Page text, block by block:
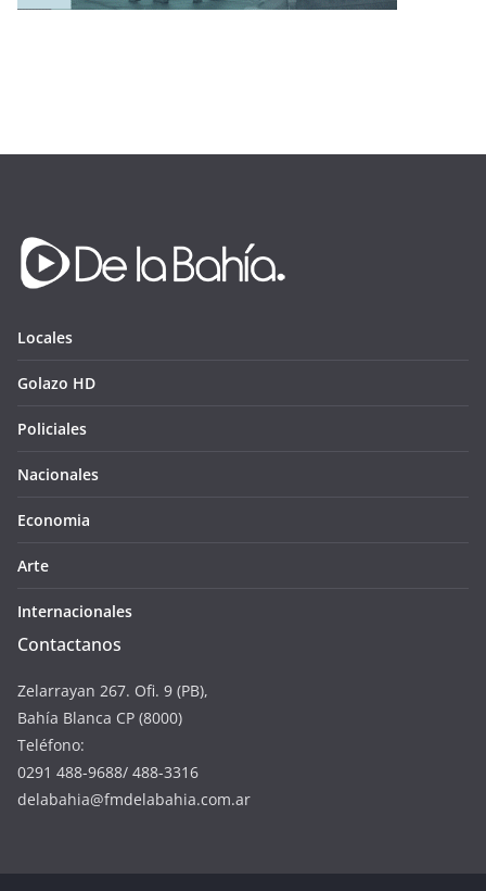
Locales
Golazo HD
Policiales
Nacionales
Economia
Arte
Internacionales
Contactanos
Zelarrayan 267. Ofi. 9 (PB),
Bahía Blanca CP (8000)
Teléfono:
0291 488-9688/ 488-3316
delabahia@fmdelabahia.com.ar